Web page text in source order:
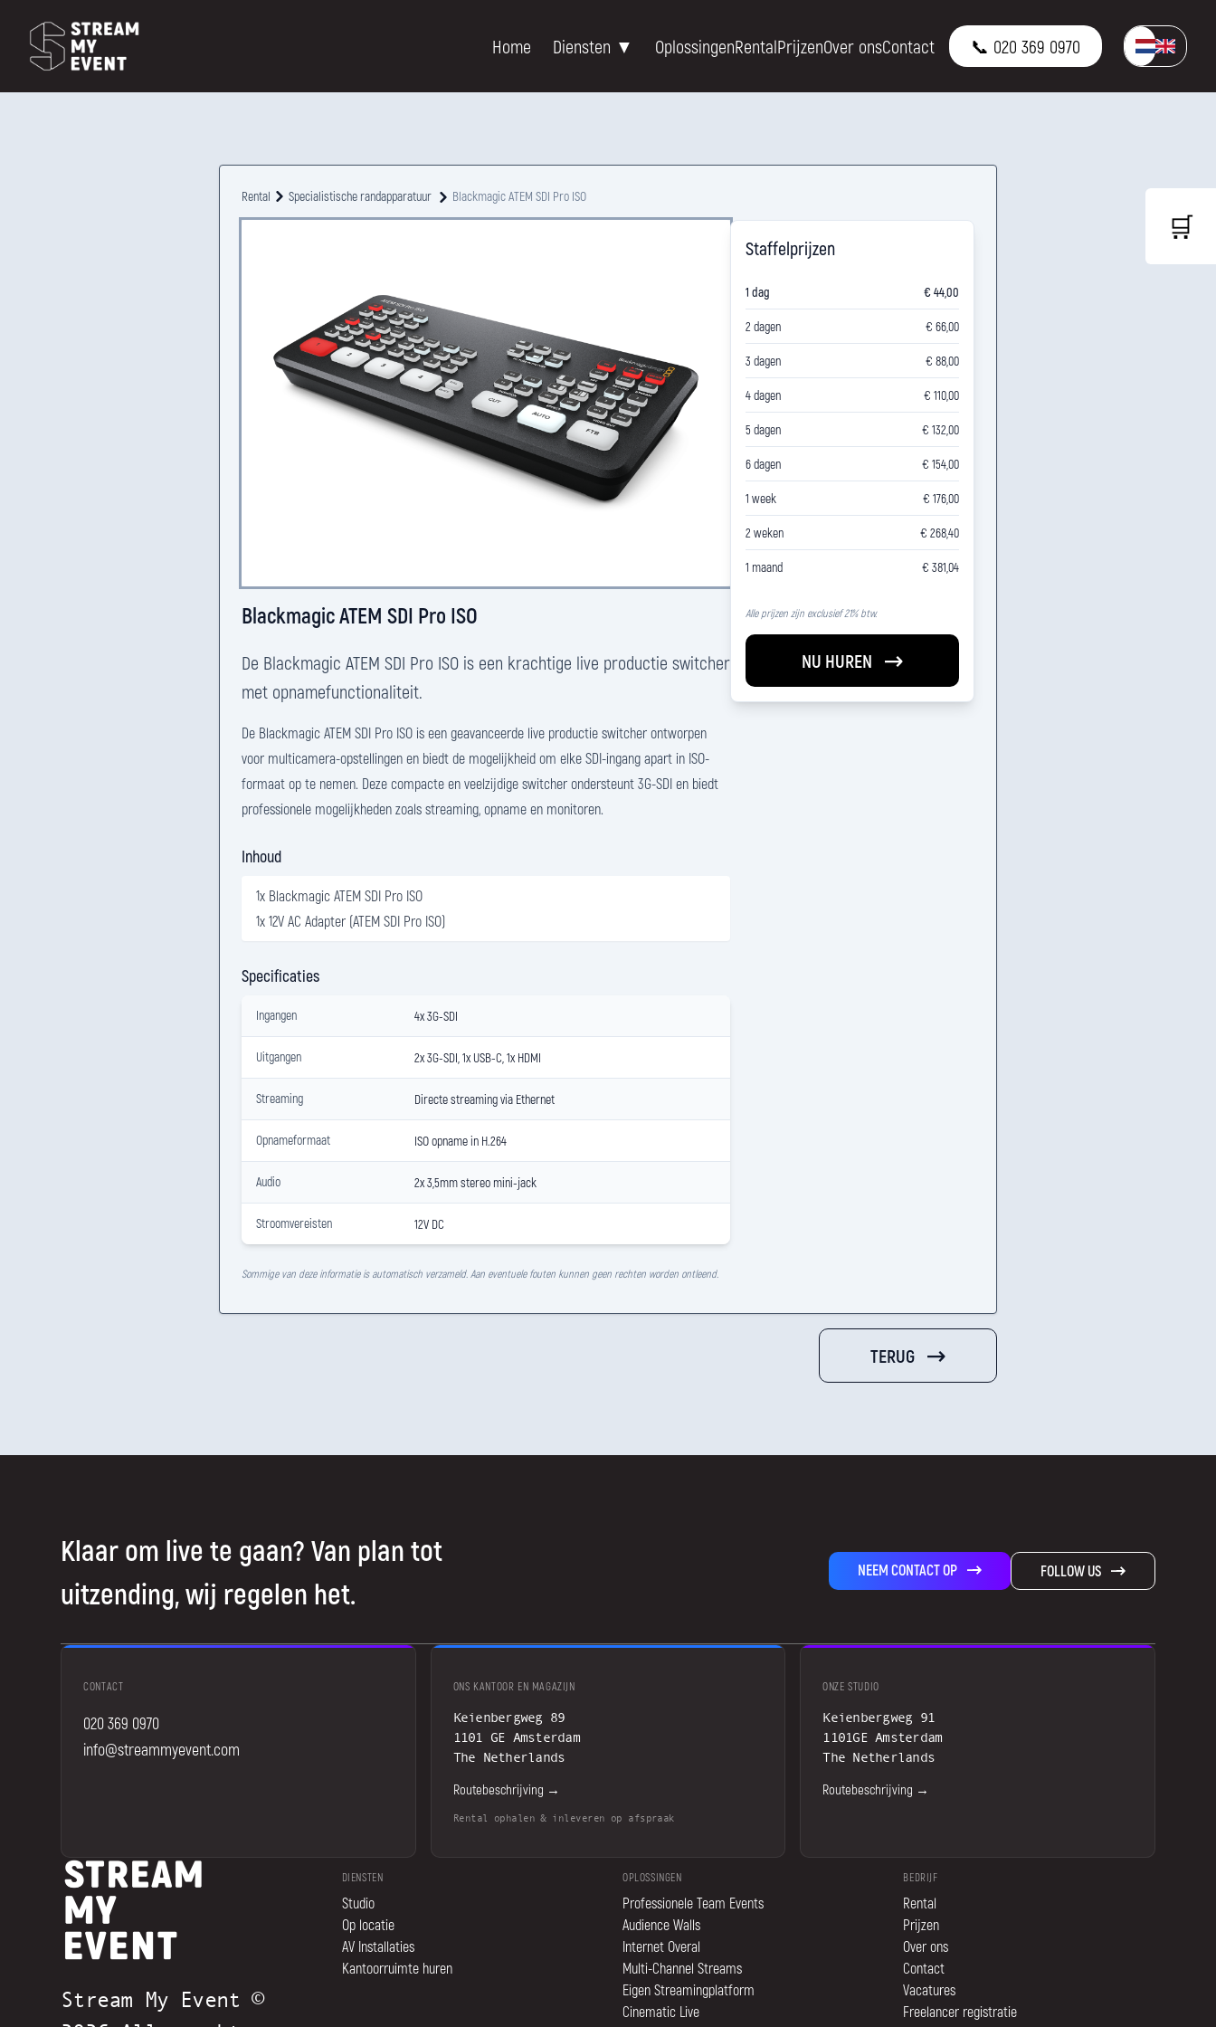
Home Diensten ▼ OplossingenRentalPrijzenOver onsContact 📞 020 369 0970
Rental Specialistische randapparatuur Blackmagic ATEM SDI Pro ISO
Blackmagic ATEM SDI Pro ISO
De Blackmagic ATEM SDI Pro ISO is een krachtige live productie switcher
met opnamefunctionaliteit.
De Blackmagic ATEM SDI Pro ISO is een geavanceerde live productie switcher ontworpen
voor multicamera-opstellingen en biedt de mogelijkheid om elke SDI-ingang apart in ISO-
formaat op te nemen. Deze compacte en veelzijdige switcher ondersteunt 3G-SDI en biedt
professionele mogelijkheden zoals streaming, opname en monitoren.
Inhoud
1x Blackmagic ATEM SDI Pro ISO
1x 12V AC Adapter (ATEM SDI Pro ISO)
Specificaties
Ingangen 4x 3G-SDI
Uitgangen 2x 3G-SDI, 1x USB-C, 1x HDMI
Streaming Directe streaming via Ethernet
Opnameformaat ISO opname in H.264
Audio 2x 3,5mm stereo mini-jack
Stroomvereisten 12V DC
Sommige van deze informatie is automatisch verzameld. Aan eventuele fouten kunnen geen rechten worden ontleend.
Staffelprijzen
1 dag € 44,00
2 dagen € 66,00
3 dagen € 88,00
4 dagen € 110,00
5 dagen € 132,00
6 dagen € 154,00
1 week € 176,00
2 weken € 268,40
1 maand € 381,04
Alle prijzen zijn exclusief 21% btw.
NU HUREN
TERUG
🛒
Klaar om live te gaan? Van plan tot
uitzending, wij regelen het.
NEEM CONTACT OP FOLLOW US
CONTACT
020 369 0970
info@streammyevent.com
ONS KANTOOR EN MAGAZIJN
Keienbergweg 89
1101 GE Amsterdam
The Netherlands
Routebeschrijving →
Rental ophalen & inleveren op afspraak
ONZE STUDIO
Keienbergweg 91
1101GE Amsterdam
The Netherlands
Routebeschrijving →
Stream My Event ©
DIENSTEN
Studio
Op locatie
AV Installaties
Kantoorruimte huren
OPLOSSINGEN
Professionele Team Events
Audience Walls
Internet Overal
Multi-Channel Streams
Eigen Streamingplatform
Cinematic Live
BEDRIJF
Rental
Prijzen
Over ons
Contact
Vacatures
Freelancer registratie